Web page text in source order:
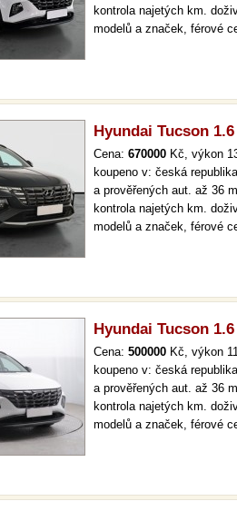
kontrola najetých km.
modelů a značek, férové
mechanický stav vozu,
Hyundai Tucson
Cena: 670000 Kč, výkon
koupeno v: česká
a prověřených aut. až 36
kontrola najetých km.
modelů a značek, férové
mechanický stav vozu,
Hyundai Tucson
Cena: 500000 Kč, výkon
koupeno v: česká
a prověřených aut. až 36
kontrola najetých km.
modelů a značek, férové
mechanický stav vozu,